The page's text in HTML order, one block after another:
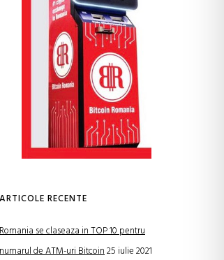
ARTICOLE RECENTE
Romania se claseaza in TOP 10 pentru
numarul de ATM-uri Bitcoin25 iulie 2021